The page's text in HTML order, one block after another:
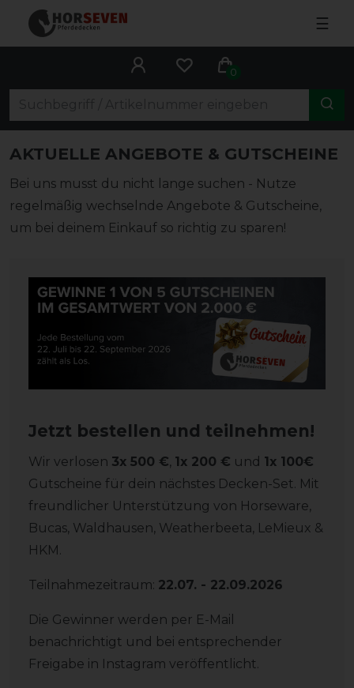
☰
0
AKTUELLE ANGEBOTE & GUTSCHEINE
Bei uns musst du nicht lange suchen - Nutze
regelmäßig wechselnde Angebote & Gutscheine,
um bei deinem Einkauf so richtig zu sparen!
Jetzt bestellen und teilnehmen!
Wir verlosen 3x 500 €, 1x 200 € und 1x 100€
Gutscheine für dein nächstes Decken-Set. Mit
freundlicher Unterstützung von Horseware,
Bucas, Waldhausen, Weatherbeeta, LeMieux &
HKM.
Teilnahmezeitraum: 22.07. - 22.09.2026
Die Gewinner werden per E-Mail
benachrichtigt und bei entsprechender
Freigabe in Instagram veröffentlicht.